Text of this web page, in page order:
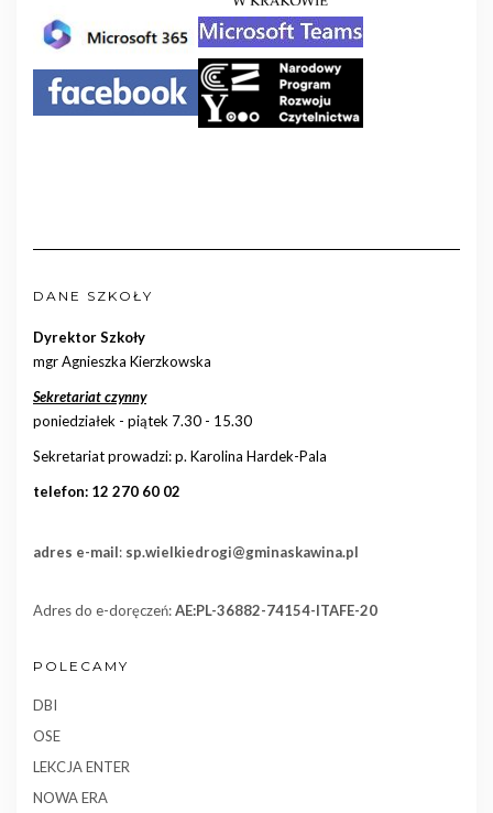
DANE SZKOŁY
Dyrektor Szkoły
mgr Agnieszka Kierzkowska
Sekretariat czynny
poniedziałek - piątek 7.30 - 15.30
Sekretariat prowadzi: p. Karolina Hardek-Pala
telefon: 12 270 60 02
adres e-mail: sp.wielkiedrogi@gminaskawina.pl
Adres do e-doręczeń:AE:PL-36882-74154-ITAFE-20
POLECAMY
DBI
OSE
LEKCJA ENTER
NOWA ERA